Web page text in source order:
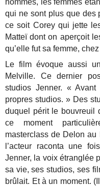
qui ne sont plus que des
ce soit Corey qui jette
Matteï dont on aperçoit
qu’elle fut sa femme,
Le film évoque aussi
Melville. Ce dernier
studios Jenner. «
propres studios. » Des
duquel périt le bouvreuil
ce moment
masterclass de Delon
l’acteur raconta une
Jenner, la voix étranglée
sa vie, ses studios, ses
brûlait. Et à un moment.